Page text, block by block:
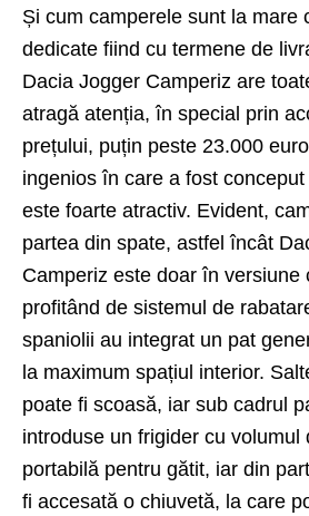
Și cum camperele sunt la mare
dedicate fiind cu termene de
Dacia Jogger Camperiz are
atragă atenția, în special prin
prețului, puțin peste 23.000
ingenios în care a fost
este foarte atractiv. Evident,
partea din spate, astfel încât
Camperiz este doar în versiune
profitând de sistemul de
spaniolii au integrat un pat
la maximum spațiul interior.
poate fi scoasă, iar sub cadrul
introduse un frigider cu volumul
portabilă pentru gătit, iar din
fi accesată o chiuvetă, la care